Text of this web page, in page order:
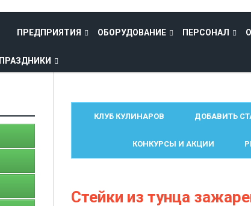
ПРЕДПРИЯТИЯ ОБОРУДОВАНИЕ ПЕРСОНАЛ
ПРАЗДНИКИ
КЛУБ КУЛИНАРОВ ДОБАВИТЬ
КОНКУРСЫ И АКЦИИ
Стейки из тунца